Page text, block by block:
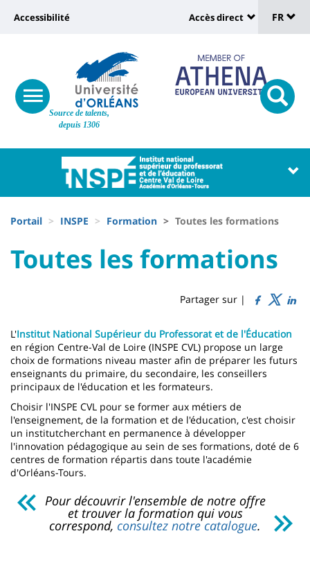
Site
Source de talents,
depuis 1306
Université
Recherche
responsive
menu
button
Université
vers
page
accessibilité
Accessibilité
:
Shortcut
links
Accès direct
de
FR
Université
Block
liste
des
composantes
d'Ariane
Portail INSPE Formation Toutes les formations
University
University
content
Titre
Toutes les formations
Partager sur |
Contenu
de
la
page
principale
L'Institut National Supérieur du Professorat et de l'Éducation
en région Centre-Val de Loire (INSPE CVL) propose un large
choix de formations niveau master afin de préparer les futurs
enseignants du primaire, du secondaire, les conseillers
principaux de l'éducation et les formateurs.
Choisir l'INSPE CVL pour se former aux métiers de
l'enseignement, de la formation et de l'éducation, c'est choisir
un institutcherchant en permanence à développer
l'innovation pédagogique au sein de ses formations, doté de 6
centres de formation répartis dans toute l'académie
d'Orléans-Tours.
Pour découvrir l'ensemble de notre offre
et trouver la formation qui vous
correspond, consultez notre catalogue.